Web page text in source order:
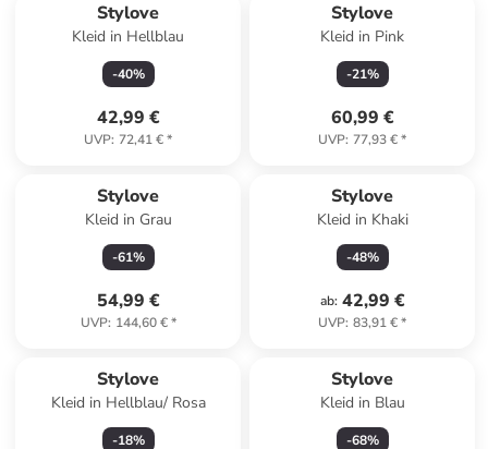
Stylove
Kleid in Hellblau
-40%
42,99 €
UVP: 72,41 €*
Stylove
Kleid in Pink
-21%
60,99 €
UVP: 77,93 €*
Stylove
Kleid in Grau
-61%
54,99 €
UVP: 144,60 €*
Stylove
Kleid in Khaki
-48%
ab: 42,99 €
UVP: 83,91 €*
Stylove
Kleid in Hellblau/ Rosa
-18%
Stylove
Kleid in Blau
-68%